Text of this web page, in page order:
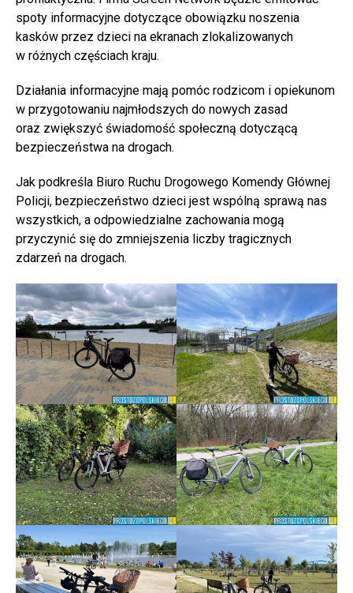
spoty informacyjne dotyczące obowiązku noszenia
kasków przez dzieci na ekranach zlokalizowanych
w różnych częściach kraju.
Działania informacyjne mają pomóc rodzicom i opiekunom
w przygotowaniu najmłodszych do nowych zasad
oraz zwiększyć świadomość społeczną dotyczącą
bezpieczeństwa na drogach.
Jak podkreśla Biuro Ruchu Drogowego Komendy Głównej
Policji, bezpieczeństwo dzieci jest wspólną sprawą nas
wszystkich, a odpowiedzialne zachowania mogą
przyczynić się do zmniejszenia liczby tragicznych
zdarzeń na drogach.